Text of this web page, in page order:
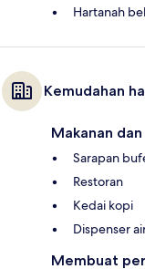
Hartanah
Kemudahan
Makanan
Sarapan
Restoran
Kedai kopi
Dispenser
Membuat